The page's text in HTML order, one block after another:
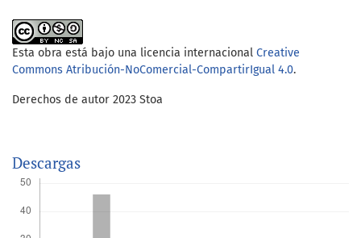
Esta obra está bajo una licencia internacional Creative
Commons Atribución-NoComercial-CompartirIgual 4.0.
Derechos de autor 2023 Stoa
Descargas